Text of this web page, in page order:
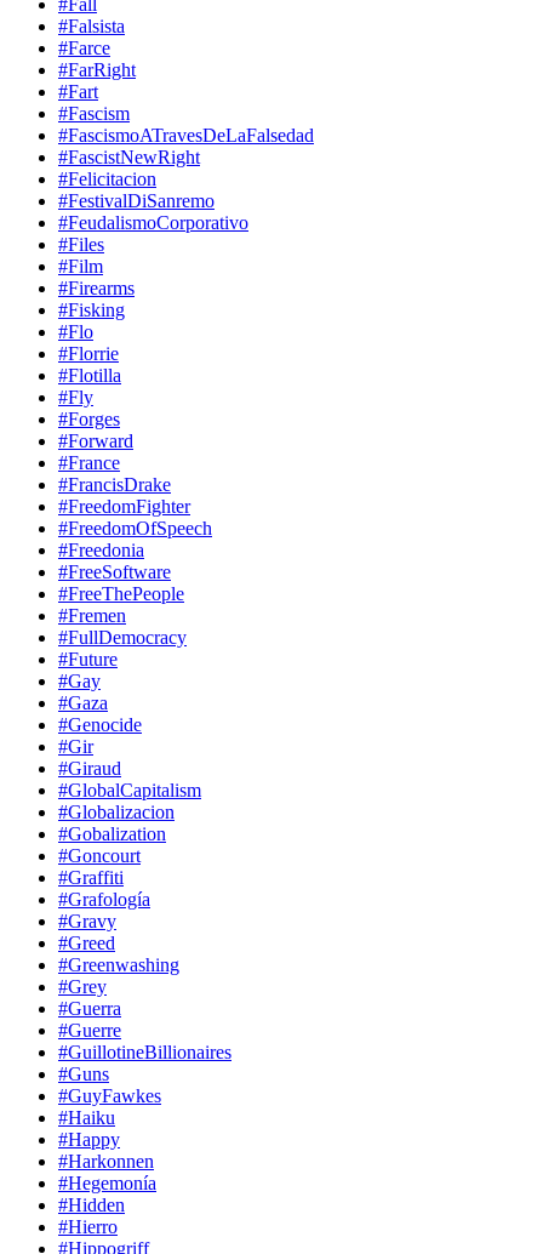
#Fall
#Falsista
#Farce
#FarRight
#Fart
#Fascism
#FascismoATravesDeLaFalsedad
#FascistNewRight
#Felicitacion
#FestivalDiSanremo
#FeudalismoCorporativo
#Files
#Film
#Firearms
#Fisking
#Flo
#Florrie
#Flotilla
#Fly
#Forges
#Forward
#France
#FrancisDrake
#FreedomFighter
#FreedomOfSpeech
#Freedonia
#FreeSoftware
#FreeThePeople
#Fremen
#FullDemocracy
#Future
#Gay
#Gaza
#Genocide
#Gir
#Giraud
#GlobalCapitalism
#Globalizacion
#Gobalization
#Goncourt
#Graffiti
#Grafología
#Gravy
#Greed
#Greenwashing
#Grey
#Guerra
#Guerre
#GuillotineBillionaires
#Guns
#GuyFawkes
#Haiku
#Happy
#Harkonnen
#Hegemonía
#Hidden
#Hierro
#Hippogriff